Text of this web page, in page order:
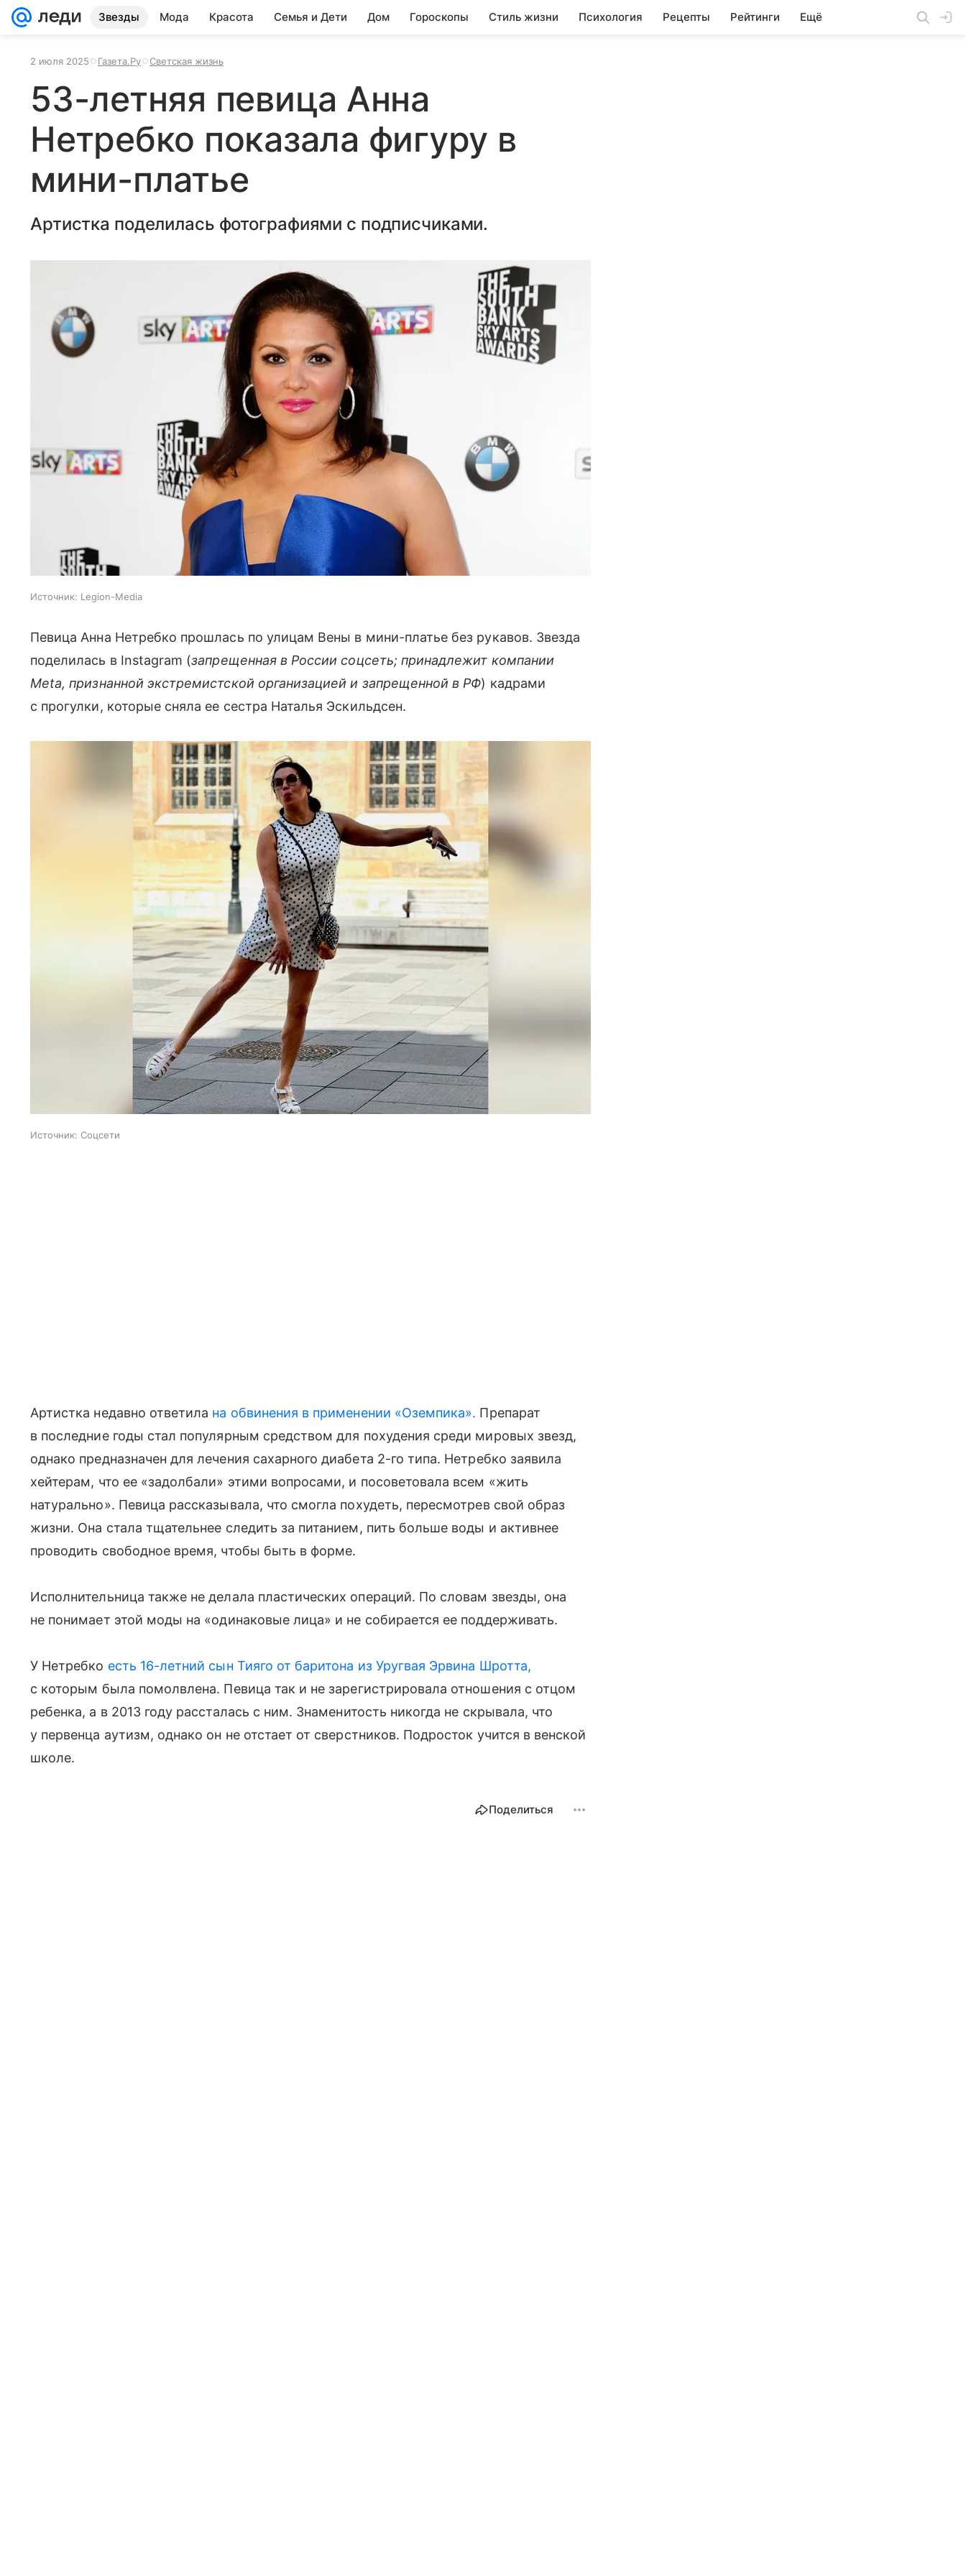
Звезды Мода Красота Семья и Дети Дом Гороскопы Стиль жизни Психология Рецепты Рейтинги Ещё
2 июля 2025 Газета.Ру Светская жизнь
53-летняя певица Анна
Нетребко показала фигуру в
мини-платье
Артистка поделилась фотографиями с подписчиками.
Источник: Legion-Media
Певица Анна Нетребко прошлась по улицам Вены в мини-платье без рукавов. Звезда
поделилась в Instagram (запрещенная в России соцсеть; принадлежит компании
Meta, признанной экстремистской организацией и запрещенной в РФ) кадрами
с прогулки, которые сняла ее сестра Наталья Эскильдсен.
Источник: Соцсети
Артистка недавно ответила на обвинения в применении «Оземпика». Препарат
в последние годы стал популярным средством для похудения среди мировых звезд,
однако предназначен для лечения сахарного диабета 2-го типа. Нетребко заявила
хейтерам, что ее «задолбали» этими вопросами, и посоветовала всем «жить
натурально». Певица рассказывала, что смогла похудеть, пересмотрев свой образ
жизни. Она стала тщательнее следить за питанием, пить больше воды и активнее
проводить свободное время, чтобы быть в форме.
Исполнительница также не делала пластических операций. По словам звезды, она
не понимает этой моды на «одинаковые лица» и не собирается ее поддерживать.
У Нетребко есть 16-летний сын Тияго от баритона из Уругвая Эрвина Шротта,
с которым была помолвлена. Певица так и не зарегистрировала отношения с отцом
ребенка, а в 2013 году рассталась с ним. Знаменитость никогда не скрывала, что
у первенца аутизм, однако он не отстает от сверстников. Подросток учится в венской
школе.
Поделиться